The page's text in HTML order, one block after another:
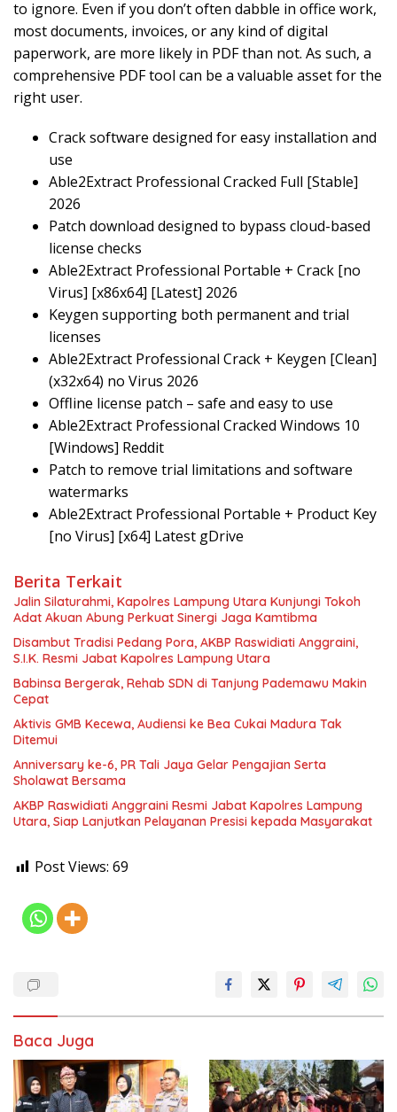
to ignore. Even if you don’t often dabble in office work,
most documents, invoices, or any kind of digital
paperwork, are more likely in PDF than not. As such, a
comprehensive PDF tool can be a valuable asset for the
right user.
Crack software designed for easy installation and
use
Able2Extract Professional Cracked Full [Stable]
2026
Patch download designed to bypass cloud-based
license checks
Able2Extract Professional Portable + Crack [no
Virus] [x86x64] [Latest] 2026
Keygen supporting both permanent and trial
licenses
Able2Extract Professional Crack + Keygen [Clean]
(x32x64) no Virus 2026
Offline license patch – safe and easy to use
Able2Extract Professional Cracked Windows 10
[Windows] Reddit
Patch to remove trial limitations and software
watermarks
Able2Extract Professional Portable + Product Key
[no Virus] [x64] Latest gDrive
Berita Terkait
Jalin Silaturahmi, Kapolres Lampung Utara Kunjungi Tokoh
Adat Akuan Abung Perkuat Sinergi Jaga Kamtibma
Disambut Tradisi Pedang Pora, AKBP Raswidiati Anggraini,
S.I.K. Resmi Jabat Kapolres Lampung Utara
Babinsa Bergerak, Rehab SDN di Tanjung Pademawu Makin
Cepat
Aktivis GMB Kecewa, Audiensi ke Bea Cukai Madura Tak
Ditemui
Anniversary ke-6, PR Tali Jaya Gelar Pengajian Serta
Sholawat Bersama
AKBP Raswidiati Anggraini Resmi Jabat Kapolres Lampung
Utara, Siap Lanjutkan Pelayanan Presisi kepada Masyarakat
Post Views: 69
Baca Juga